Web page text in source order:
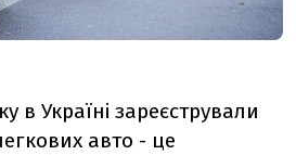
в Україні зареєстрували
авто - це